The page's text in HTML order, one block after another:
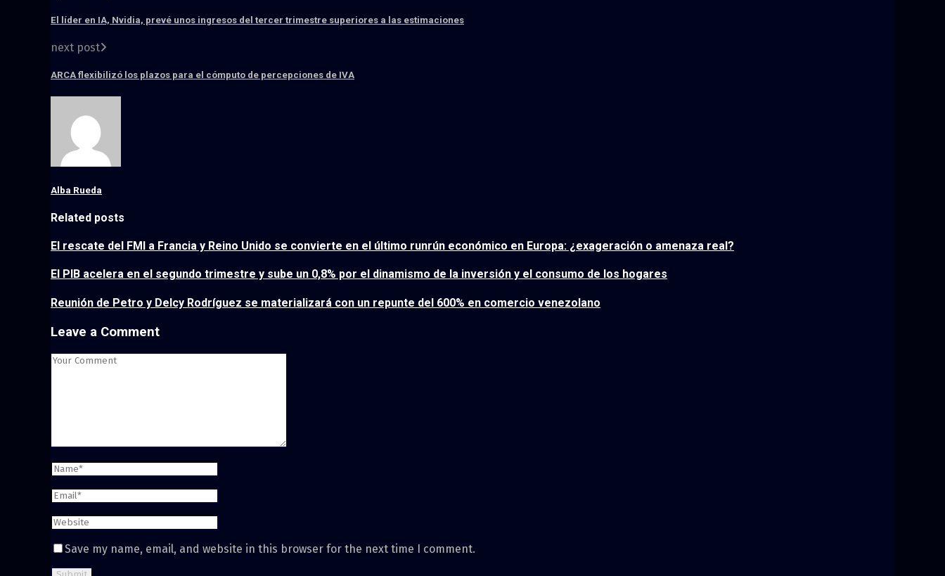
El líder en IA, Nvidia, prevé unos ingresos del tercer trimestre superiores a las estimaciones
next post
ARCA flexibilizó los plazos para el cómputo de percepciones de IVA
Alba Rueda
Related posts
El rescate del FMI a Francia y Reino Unido se convierte en el último runrún económico en Europa: ¿exageración o amenaza real?
El PIB acelera en el segundo trimestre y sube un 0,8% por el dinamismo de la inversión y el consumo de los hogares
Reunión de Petro y Delcy Rodríguez se materializará con un repunte del 600% en comercio venezolano
Leave a Comment
Save my name, email, and website in this browser for the next time I comment.